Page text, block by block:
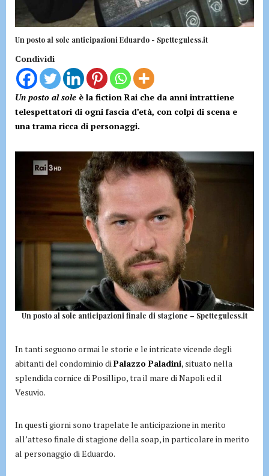
Un posto al sole anticipazioni Eduardo - Spetteguless.it
Condividi
Un posto al sole è la fiction Rai che da anni intrattiene
telespettatori di ogni fascia d’età, con colpi di scena e
una trama ricca di personaggi.
Un posto al sole anticipazioni finale di stagione – Spetteguless.it
In tanti seguono ormai le storie e le intricate vicende degli
abitanti del condominio diPalazzo Paladini, situato nella
splendida cornice di Posillipo, tra il mare di Napoli ed il
Vesuvio.
In questi giorni sono trapelate le anticipazione in merito
all’atteso finale di stagione della soap, in particolare in merito
al personaggio di Eduardo.